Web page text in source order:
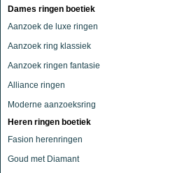
Dames ringen boetiek
Aanzoek de luxe ringen
Aanzoek ring klassiek
Aanzoek ringen fantasie
Alliance ringen
Moderne aanzoeksring
Heren ringen boetiek
Fasion herenringen
Goud met Diamant